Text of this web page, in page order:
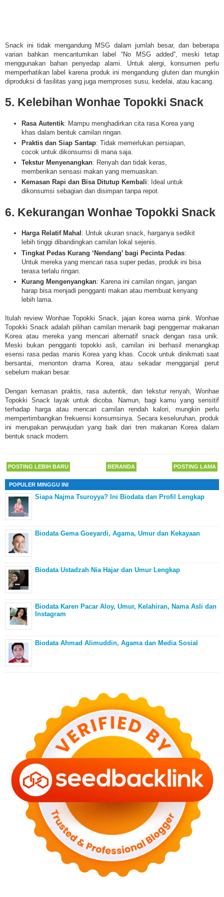
Snack ini tidak mengandung MSG dalam jumlah besar, dan beberapa
varian bahkan mencantumkan label “No MSG added”, meski tetap
menggunakan bahan penyedap alami. Untuk alergi, konsumen perlu
memperhatikan label karena produk ini mengandung gluten dan mungkin
diproduksi di fasilitas yang juga memproses susu, kedelai, atau kacang.
5. Kelebihan Wonhae Topokki Snack
Rasa Autentik: Mampu menghadirkan cita rasa Korea yang
khas dalam bentuk camilan ringan.
Praktis dan Siap Santap: Tidak memerlukan persiapan,
cocok untuk dikonsumsi di mana saja.
Tekstur Menyenangkan: Renyah dan tidak keras,
memberikan sensasi makan yang memuaskan.
Kemasan Rapi dan Bisa Ditutup Kembali: Ideal untuk
dikonsumsi sebagian dan disimpan tanpa repot.
6. Kekurangan Wonhae Topokki Snack
Harga Relatif Mahal : Untuk ukuran snack, harganya sedikit
lebih tinggi dibandingkan camilan lokal sejenis.
Tingkat Pedas Kurang ‘Nendang’ bagi Pecinta Pedas:
Untuk mereka yang mencari rasa super pedas, produk ini bisa
terasa terlalu ringan.
Kurang Mengenyangkan: Karena ini camilan ringan, jangan
harap bisa menjadi pengganti makan atau membuat kenyang
lebih lama.
Itulahreview Wonhae Topokki Snack, jajan korea warna pink.Wonhae
Topokki Snack adalah pilihan camilan menarik bagi penggemar makanan
Korea atau mereka yang mencari alternatif snack dengan rasa unik.
Meski bukan pengganti topokki asli, camilan ini berhasil menangkap
esensi rasa pedas manis Korea yang khas. Cocok untuk dinikmati saat
bersantai, menonton drama Korea, atau sekadar mengganjal perut
sebelum makan besar.
Dengan kemasan praktis, rasa autentik, dan tekstur renyah, Wonhae
Topokki Snack layak untuk dicoba. Namun, bagi kamu yang sensitif
terhadap harga atau mencari camilan rendah kalori, mungkin perlu
mempertimbangkan frekuensi konsumsinya. Secara keseluruhan, produk
ini merupakan perwujudan yang baik dari tren makanan Korea dalam
bentuk snack modern.
POSTING LEBIH BARU POSTING LAMA
BERANDA
POPULER MINGGU INI
Siapa Najma Tsuroyya? Ini Biodata dan Profil Lengkap
Biodata Gema Goeyardi, Agama, Umur dan Kekayaan
Biodata Ustadzah Nia Hajar dan Umur Lengkap
Biodata Karen Pacar Aloy, Umur, Kelahiran, Nama Asli dan
Instagram
Biodata Ahmad Alimuddin, Agama dan Media Sosial